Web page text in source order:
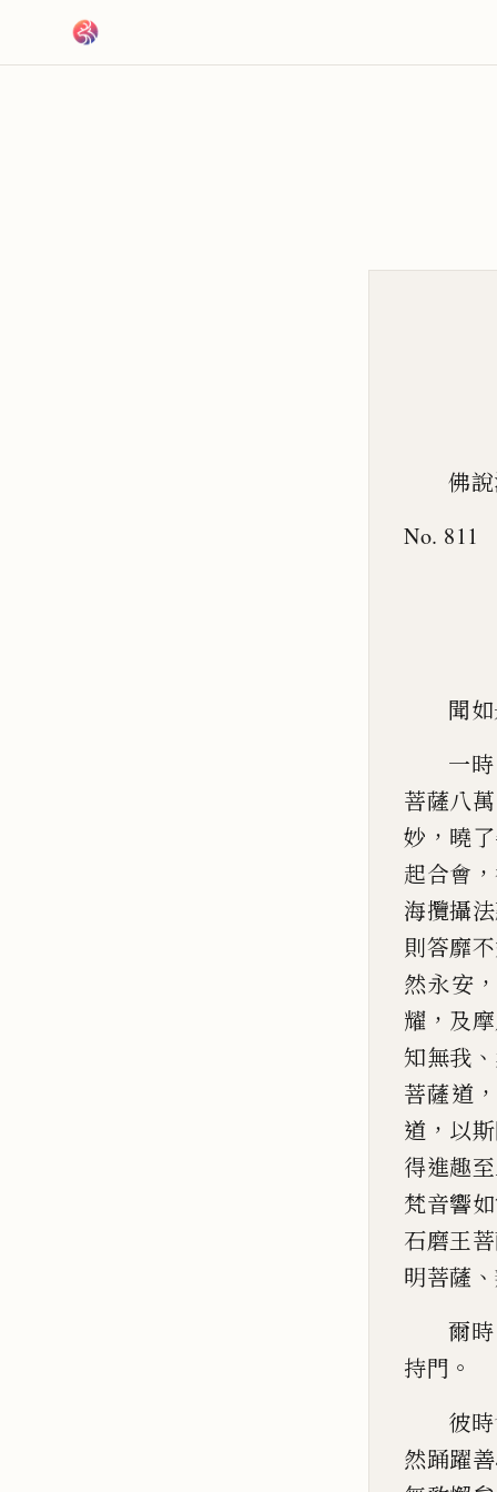
佛
No. 811
聞
一時
菩薩八萬
妙 ， 曉
起合會 ，
海攬攝
則答靡
然永安
耀 ， 及
知無我 、
菩薩道
道 ， 以
得進趣
梵音響
石磨王
明菩薩 、
爾時
持門 。
彼
然踊躍